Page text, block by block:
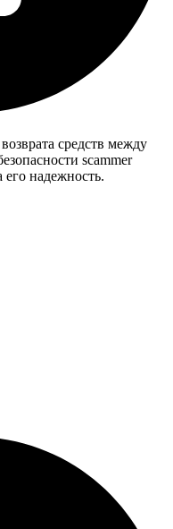
средств между
scammer
его надежность.